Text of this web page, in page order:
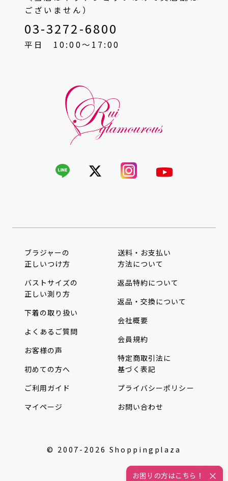
ございません）
03-3272-6800
平日 10:00〜17:00
ブラジャーの
正しいつけ方
バストサイズの
正しい測り方
下着の取り扱い
よくあるご質問
お客様の声
初めての方へ
ご利用ガイド
マイページ
送料・お支払い
方法について
返品特約について
返品・交換について
会社概要
会員規約
特定商取引法に
基づく表記
プライバシーポリシー
お問い合わせ
© 2007-2026 Shoppingplaza
お困りの方はこちら！